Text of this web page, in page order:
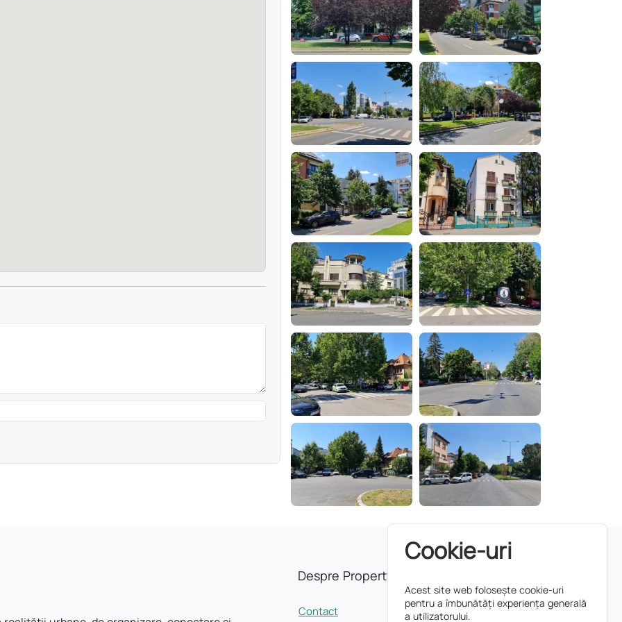
Despre Property INDEX
Contact
Cookie-uri
Acest site web folosește cookie-uri
pentru a îmbunătăți experiența generală
a utilizatorului.